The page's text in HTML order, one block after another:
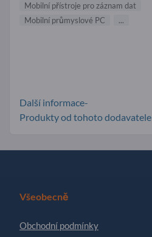
Mobilní přístroje pro záznam dat
Mobilní průmyslové PC
...
Další informace-
Produkty od tohoto dodavatele
Všeobecně
Obchodní podmínky